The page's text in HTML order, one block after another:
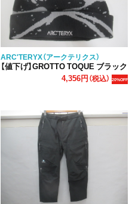
ARC'TERYX（アークテリクス）
【値下げ】GROTTO TOQUE ブラック
4,356円（税込） 20%OFF